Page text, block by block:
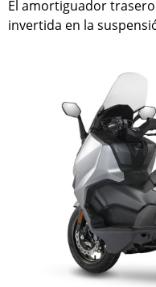
El amortiguador
invertida en la